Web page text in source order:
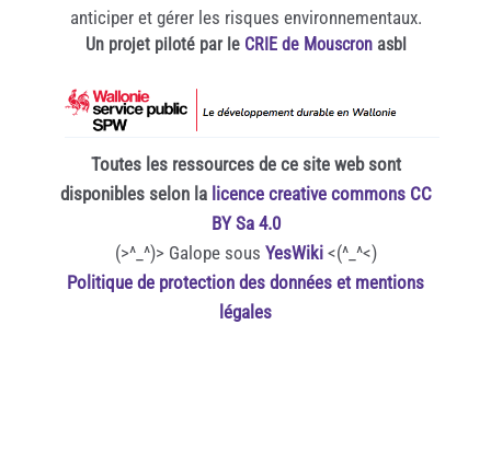
anticiper et gérer les risques environnementaux.
Un projet piloté par le CRIE de Mouscronasbl
Toutes les ressources de ce site web sont
disponibles selon la licence creative commons CC
BY Sa 4.0
(>^_^)> Galope sous YesWiki<(^_^<)
Politique de protection des données et mentions
légales